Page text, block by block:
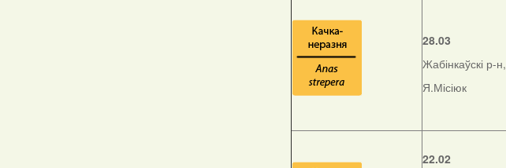
28.03
Жабінкаўскі р-н,
Я.Місіюк
22.02